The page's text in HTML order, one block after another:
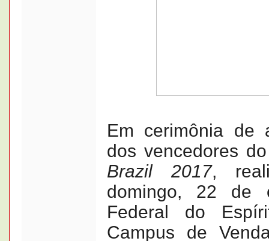
Em cerimônia de
dos vencedores
Brazil 2017,
domingo, 22 de
Federal do
Campus de